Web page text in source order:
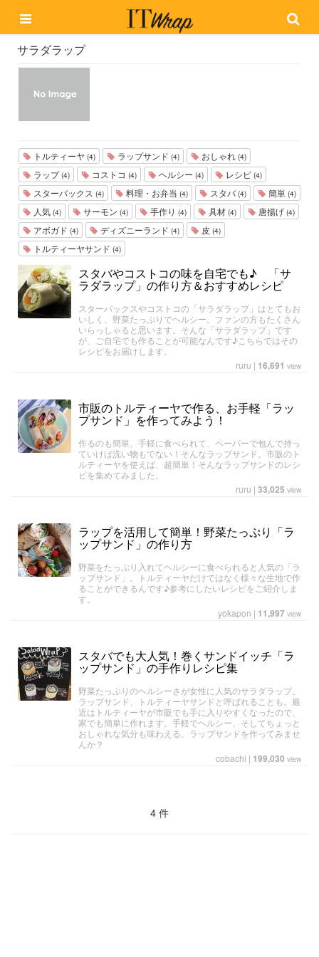
サラダラップ
トルティーヤ (4) ラップサンド (4) おしゃれ (4)
ラップ(4) コストコ (4) ヘルシー (4) レシピ (4)
スターバックス (4) 料理・お弁当 (4) スタバ(4) 簡単 (4)
人気 (4) サーモン (4) 手作り (4) 具材 (4) 唐揚げ (4)
アボガド (4) ディズニーランド (4) 皮 (4)
トルティーヤサンド (4)
スタバやコストコの味を自宅でも♪ 「サ
ラダラップ」の作り方＆おすすめレシピ
スターバックスやコストコの「サラダラップ」はとてもお
いしく、野菜たっぷりでヘルシー。ファンの方もたくさん
いらっしゃると思います。そんな「サラダラップ」です
が、ご自宅でも作ることが可能なんです♪こちらではその
レシピをお届けします。
ruru | 16,691 view
市販のトルティーヤで作る、お手軽「ラッ
プサンド」を作ってみよう！
作るのも簡単、手軽に食べられて、ペーパーで包んで持っ
ていけば洗い物もでない！そんなラップサンド。市販のト
ルティーヤを使えば、超簡単！そんなラップサンドのレシ
ピを集めてみました。
ruru | 33,025 view
ラップを活用して簡単！野菜たっぷり「ラ
ップサンド」の作り方
野菜をたっぷり入れてヘルシーに食べられると人気の「ラ
ップサンド」。トルティーヤだけではなく様々な生地で作
ることができるんです♪参考にしたいレシピをご紹介しま
す。
yokapon | 11,997 view
スタバでも大人気！巻くサンドイッチ「ラ
ップサンド」の手作りレシピ集
野菜たっぷりのヘルシーさが女性に人気のサラダラップ。
ラップサンド、トルティーヤサンドと呼ばれることも。最
近はトルティーヤが市販でも手に入りやすくなったので、
家でも簡単に作れます。手軽でヘルシー、そしてちょっと
おしゃれな気分も味わえる、ラップサンドを作ってみませ
んか？
cobachi | 199,030 view
4 件